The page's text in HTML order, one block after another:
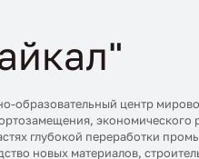
образовательный центр
экономического
глубокой переработки
новых материалов,